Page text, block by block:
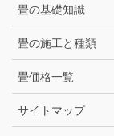
畳の基礎知識
畳の施工と種類
畳価格一覧
サイトマップ